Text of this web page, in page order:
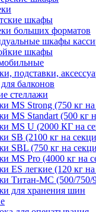
шкафы
больших форматов
шкафы
шкафы
подставки,
балконов
стеллажи
MS Strong (750 кг
MS Standart (500 кг
MS U (2000 КГ на
SB (2100 кг на
SBL (750 кг на
MS Pro (4000 кг на
ES легкие (120 кг
Титан-МС (500/750/
для хранения шин